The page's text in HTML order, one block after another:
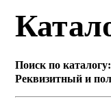
Поиск по каталогу:
Реквизитный и